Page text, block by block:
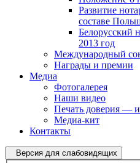
Развитие
составе
Белорусский
2013 год
Международный
Награды и премии
Медиа
Фотогалерея
Наши видео
Печать доверия —
Медиа-кит
Контакты
Версия для слабовидящих